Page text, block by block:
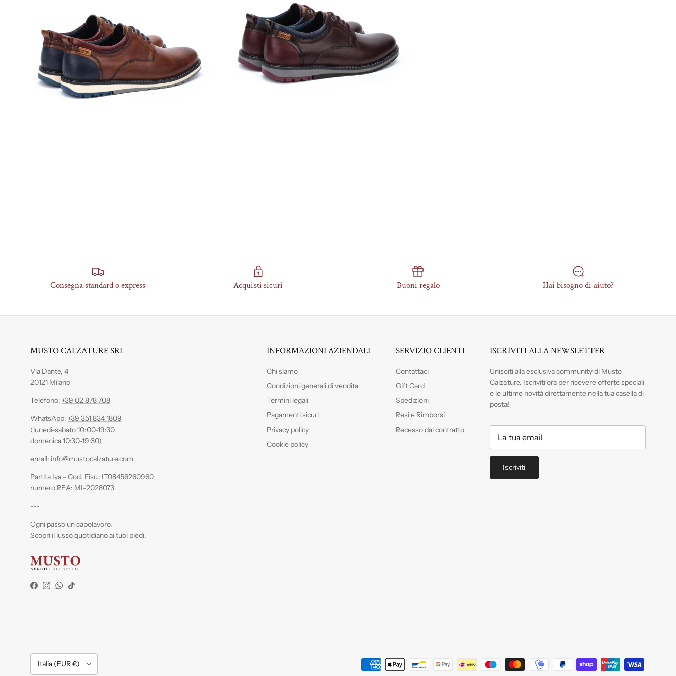
Consegna standard o express Acquisti sicuri Buoni regalo Hai bisogno di aiuto?
MUSTO CALZATURE SRL
Via Dante, 4
20121 Milano
Telefono: +39 02 878 708
WhatsApp: +39 351 834 1809
(lunedì-sabato 10:00-19:30
domenica 10:30-19:30)
email: info@mustocalzature.com
Partita Iva - Cod. Fisc.: IT08456260960
numero REA: MI-2028073
---
Ogni passo un capolavoro.
Scopri il lusso quotidiano ai tuoi piedi.
Facebook
Instagram
WhatsApp
TikTok
INFORMAZIONI AZIENDALI
Chi siamo
Condizioni generali di vendita
Termini legali
Pagamenti sicuri
Privacy policy
Cookie policy
SERVIZIO CLIENTI
Contattaci
Gift Card
Spedizioni
Resi e Rimborsi
Recesso dal contratto
ISCRIVITI ALLA NEWSLETTER
Unisciti alla esclusiva community di Musto
Calzature. Iscrivitiora per ricevere offerte speciali
e le ultime novità direttamente nella tua casella di
posta!
Iscriviti
Paese/Regione
Italia (EUR €)